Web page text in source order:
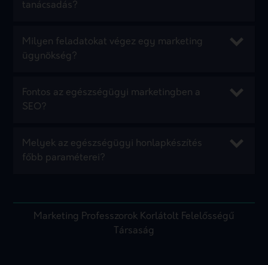
tanácsadás?
Milyen feladatokat végez egy marketing
ügynökség?
Fontos az egészségügyi marketingben a
SEO?
Melyek az egészségügyi honlapkészítés
főbb paraméterei?
Marketing Professzorok Korlátolt Felelősségű
Társaság